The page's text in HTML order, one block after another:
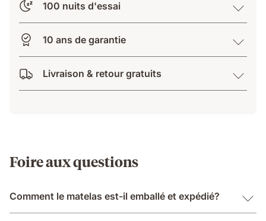
100 nuits d'essai
10 ans de garantie
Livraison & retour gratuits
Foire aux questions
Comment le matelas est-il emballé et expédié?